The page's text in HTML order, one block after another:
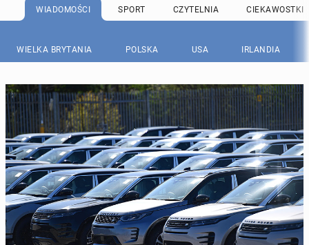
WIADOMOŚCI SPORT CZYTELNIA CIEKAWOSTKI
WIELKA BRYTANIA POLSKA USA IRLANDIA